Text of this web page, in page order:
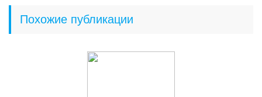
Похожие публикации